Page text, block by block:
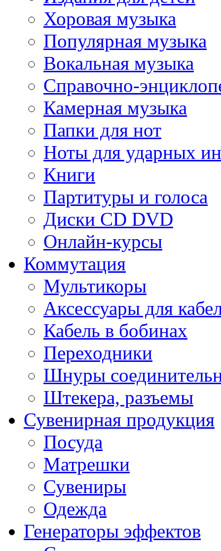
Хоровая музыка
Популярная музыка
Вокальная музыка
Справочно-
Камерная музыка
Папки для нот
Ноты для ударных
Книги
Партитуры и голоса
Диски CD DVD
Онлайн-курсы
Коммутация
Мультикоры
Аксессуары для
Кабель в бобинах
Переходники
Шнуры
Штекера, разъемы
Сувенирная продукция
Посуда
Матрешки
Сувениры
Одежда
Генераторы эффектов